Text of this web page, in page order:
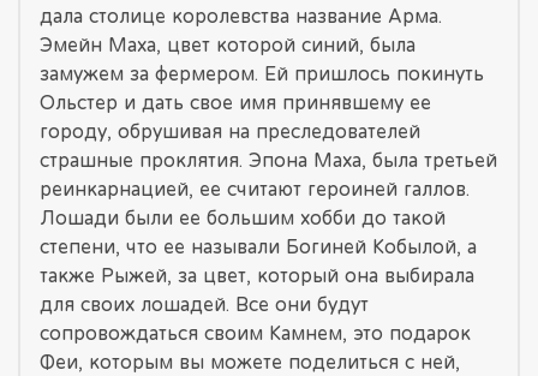
дала столице королевства название Арма.
Эмейн Маха, цвет которой синий, была
замужем за фермером. Ей пришлось покинуть
Ольстер и дать свое имя принявшему ее
городу, обрушивая на преследователей
страшные проклятия. Эпона Маха, была третьей
реинкарнацией, ее считают героиней галлов.
Лошади были ее большим хобби до такой
степени, что ее называли Богиней Кобылой, а
также Рыжей, за цвет, который она выбирала
для своих лошадей. Все они будут
сопровождаться своим Камнем, это подарок
Феи, которым вы можете поделиться с ней,